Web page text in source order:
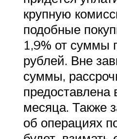
крупную
подобные
1,9% от
рублей. Вне
суммы,
предоставлена
месяца. Также
об операциях